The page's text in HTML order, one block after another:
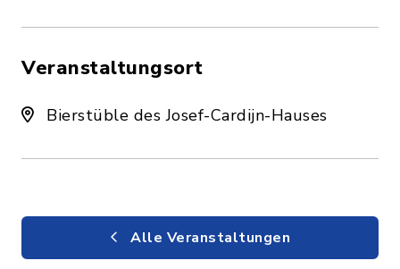
Veranstaltungsort
Bierstüble des Josef-Cardijn-Hauses
Alle Veranstaltungen